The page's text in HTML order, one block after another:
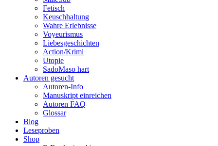
Fetisch
Keuschhaltung
Wahre Erlebnisse
Voyeurismus
Liebesgeschichten
Action/Krimi
Utopie
SadoMaso hart
Autoren gesucht
Autoren-Info
Manuskript einreichen
Autoren FAQ
Glossar
Blog
Leseproben
Shop